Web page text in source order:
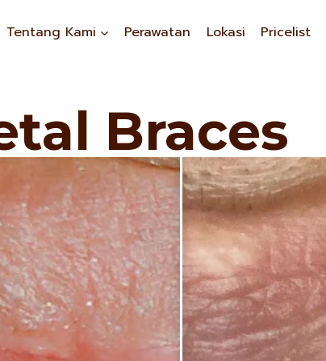
Tentang Kami Perawatan Lokasi Pricelist
Braces